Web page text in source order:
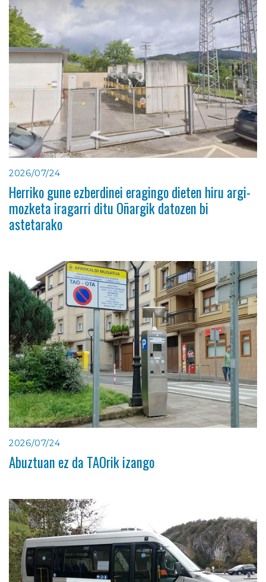
2026/07/24
Herriko gune ezberdinei eragingo dieten hiru argi-
mozketa iragarri ditu Oñargik datozen bi
astetarako
2026/07/24
Abuztuan ez da TAOrik izango